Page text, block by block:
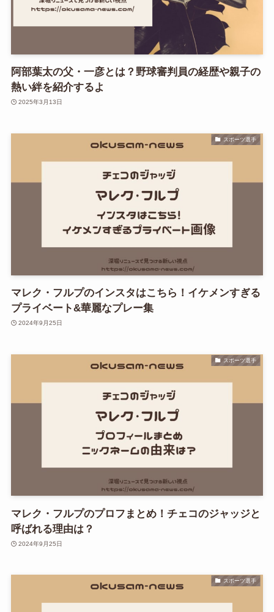
阿部葉太の父・一彦とは？野球審判員の経歴や親子の
熱い絆を紹介するよ
2025年3月13日
スポーツ選手
マレク・フルプのインスタはこちら！イケメンすぎる
プライベート&華麗なプレー集
2024年9月25日
スポーツ選手
マレク・フルプのプロフまとめ！チェコのジャッジと
呼ばれる理由は？
2024年9月25日
スポーツ選手